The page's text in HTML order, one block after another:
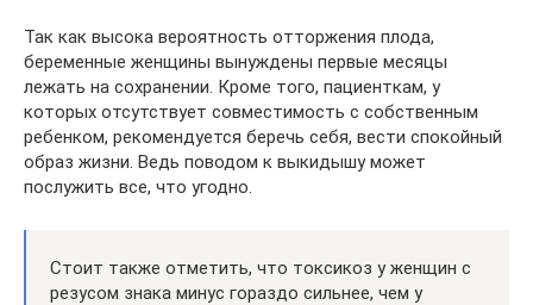
Так как высока вероятность отторжения плода,
беременные женщины вынуждены первые месяцы
лежать на сохранении. Кроме того, пациенткам, у
которых отсутствует совместимость с собственным
ребенком, рекомендуется беречь себя, вести спокойный
образ жизни. Ведь поводом к выкидышу может
послужить все, что угодно.
Стоит также отметить, что токсикоз у женщин с
резусом знака минус гораздо сильнее, чем у